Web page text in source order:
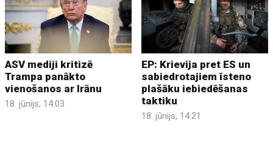
ASV mediji kritizē
Trampa panākto
vienošanos ar Irānu
18. jūnijs, 14:03
EP: Krievija pret ES un
sabiedrotajiem īsteno
plašāku iebiedēšanas
taktiku
18. jūnijs, 14:21